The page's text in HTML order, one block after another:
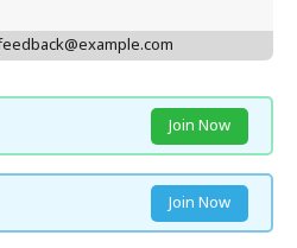
Join Now
Join Now